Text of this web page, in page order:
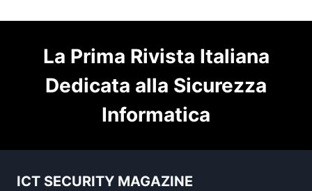
La Prima Rivista Italiana
Dedicata alla Sicurezza
Informatica
ICT SECURITY MAGAZINE